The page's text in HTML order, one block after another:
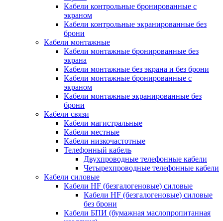
Кабели контрольные бронированные с
экраном
Кабели контрольные экранированные без
брони
Кабели монтажные
Кабели монтажные бронированные без
экрана
Кабели монтажные без экрана и без брони
Кабели монтажные бронированные с
экраном
Кабели монтажные экранированные без
брони
Кабели связи
Кабели магистральные
Кабели местные
Кабели низкочастотные
Телефонный кабель
Двухпроводные телефонные кабели
Четырехпроводные телефонные кабели
Кабели силовые
Кабели HF (безгалогеновые) силовые
Кабели HF (безгалогеновые) силовые
без брони
Кабели БПИ (бумажная маслопропитанная